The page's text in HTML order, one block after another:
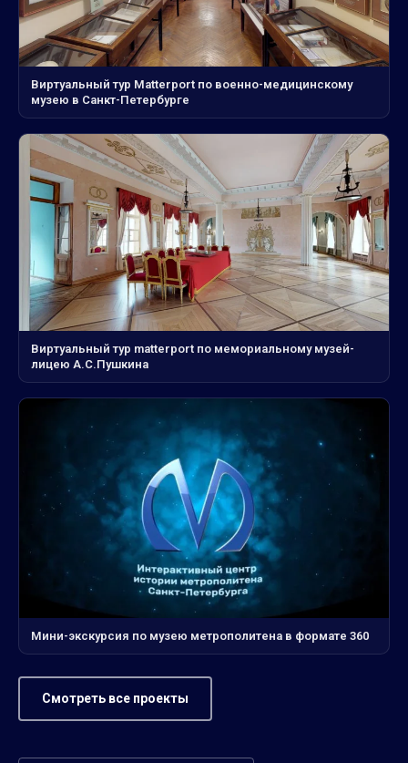
Виртуальный тур Matterport по военно-медицинскому
музею в Санкт-Петербурге
Виртуальный тур matterport по мемориальному музей-
лицею А.С.Пушкина
Мини-экскурсия по музею метрополитена в формате 360
Смотреть все проекты